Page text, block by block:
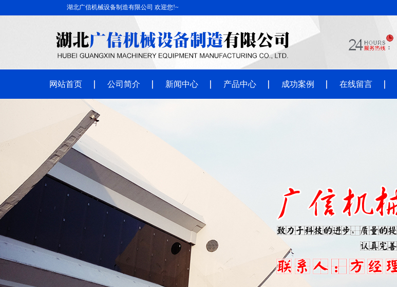
湖北广信机械设备制造有限公司 欢迎您!~
网站首页 公司简介 新闻中心 产品中心 成功案例 在线留言